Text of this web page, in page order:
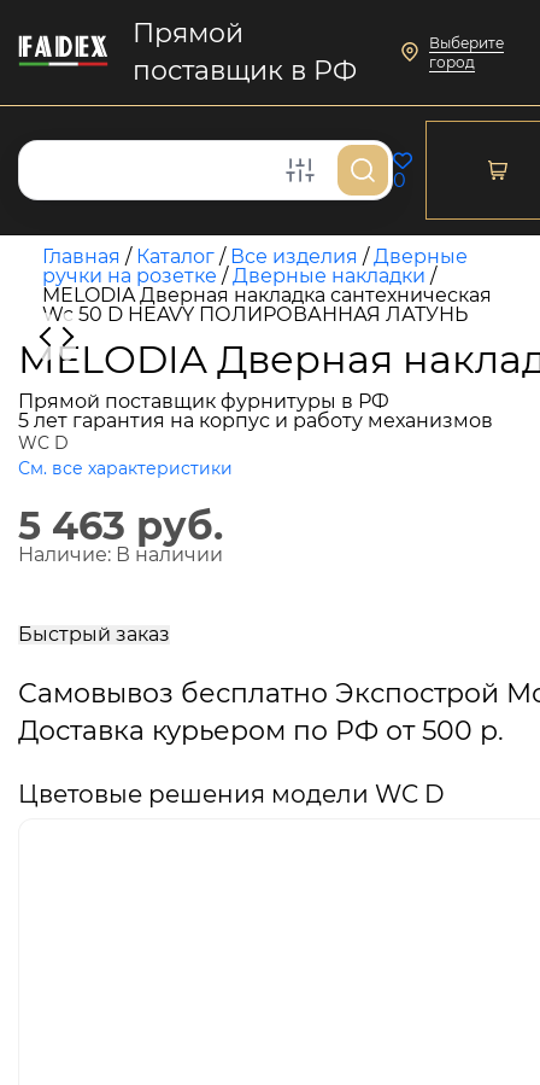
Прямой
поставщик в РФ
Выберите
город
0
Главная / Каталог / Все изделия /Дверные
ручки на розетке /Дверные накладки /
MELODIA Дверная накладка сантехническая
Wc 50 D HEAVY ПОЛИРОВАННАЯ ЛАТУНЬ
MELODIA Дверная
Прямой поставщик фурнитуры в РФ
5 лет гарантия на корпус и работу механизмов
WC D
См. все характеристики
5 463 руб.
Наличие: В наличии
Быстрый заказ
Самовывоз бесплатно Экспострой
Доставка курьером по РФ от 500 р.
Цветовые решения модели WC D